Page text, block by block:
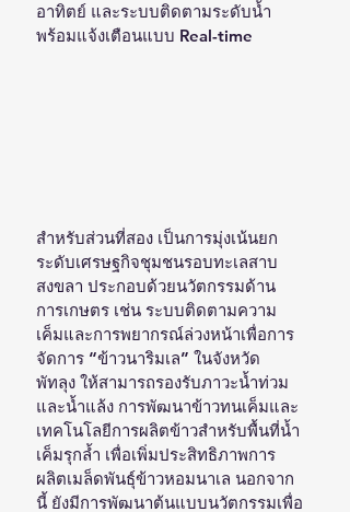
อาทิตย์ และระบบติดตามระดับน้ำ
พร้อมแจ้งเตือนแบบ Real-time
สำหรับส่วนที่สอง เป็นการมุ่งเน้นยก
ระดับเศรษฐกิจชุมชนรอบทะเลสาบ
สงขลา ประกอบด้วยนวัตกรรมด้าน
การเกษตร เช่น ระบบติดตามความ
เค็มและการพยากรณ์ล่วงหน้าเพื่อการ
จัดการ “ข้าวนาริมเล” ในจังหวัด
พัทลุง ให้สามารถรองรับภาวะน้ำท่วม
และน้ำแล้ง การพัฒนาข้าวทนเค็มและ
เทคโนโลยีการผลิตข้าวสำหรับพื้นที่น้ำ
เค็มรุกล้ำ เพื่อเพิ่มประสิทธิภาพการ
ผลิตเมล็ดพันธุ์ข้าวหอมนาเล นอกจาก
นี้ ยังมีการพัฒนาต้นแบบนวัตกรรมเพื่อ